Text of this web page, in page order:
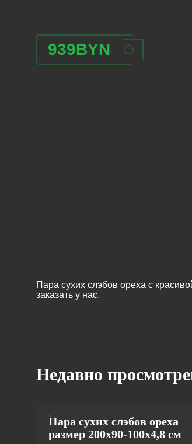
939BYN
Пара сухих слэбов ореха с
заказать у нас.
Недавно
Пара сухих слэбов ореха
размер 200х90-100х4,8 см